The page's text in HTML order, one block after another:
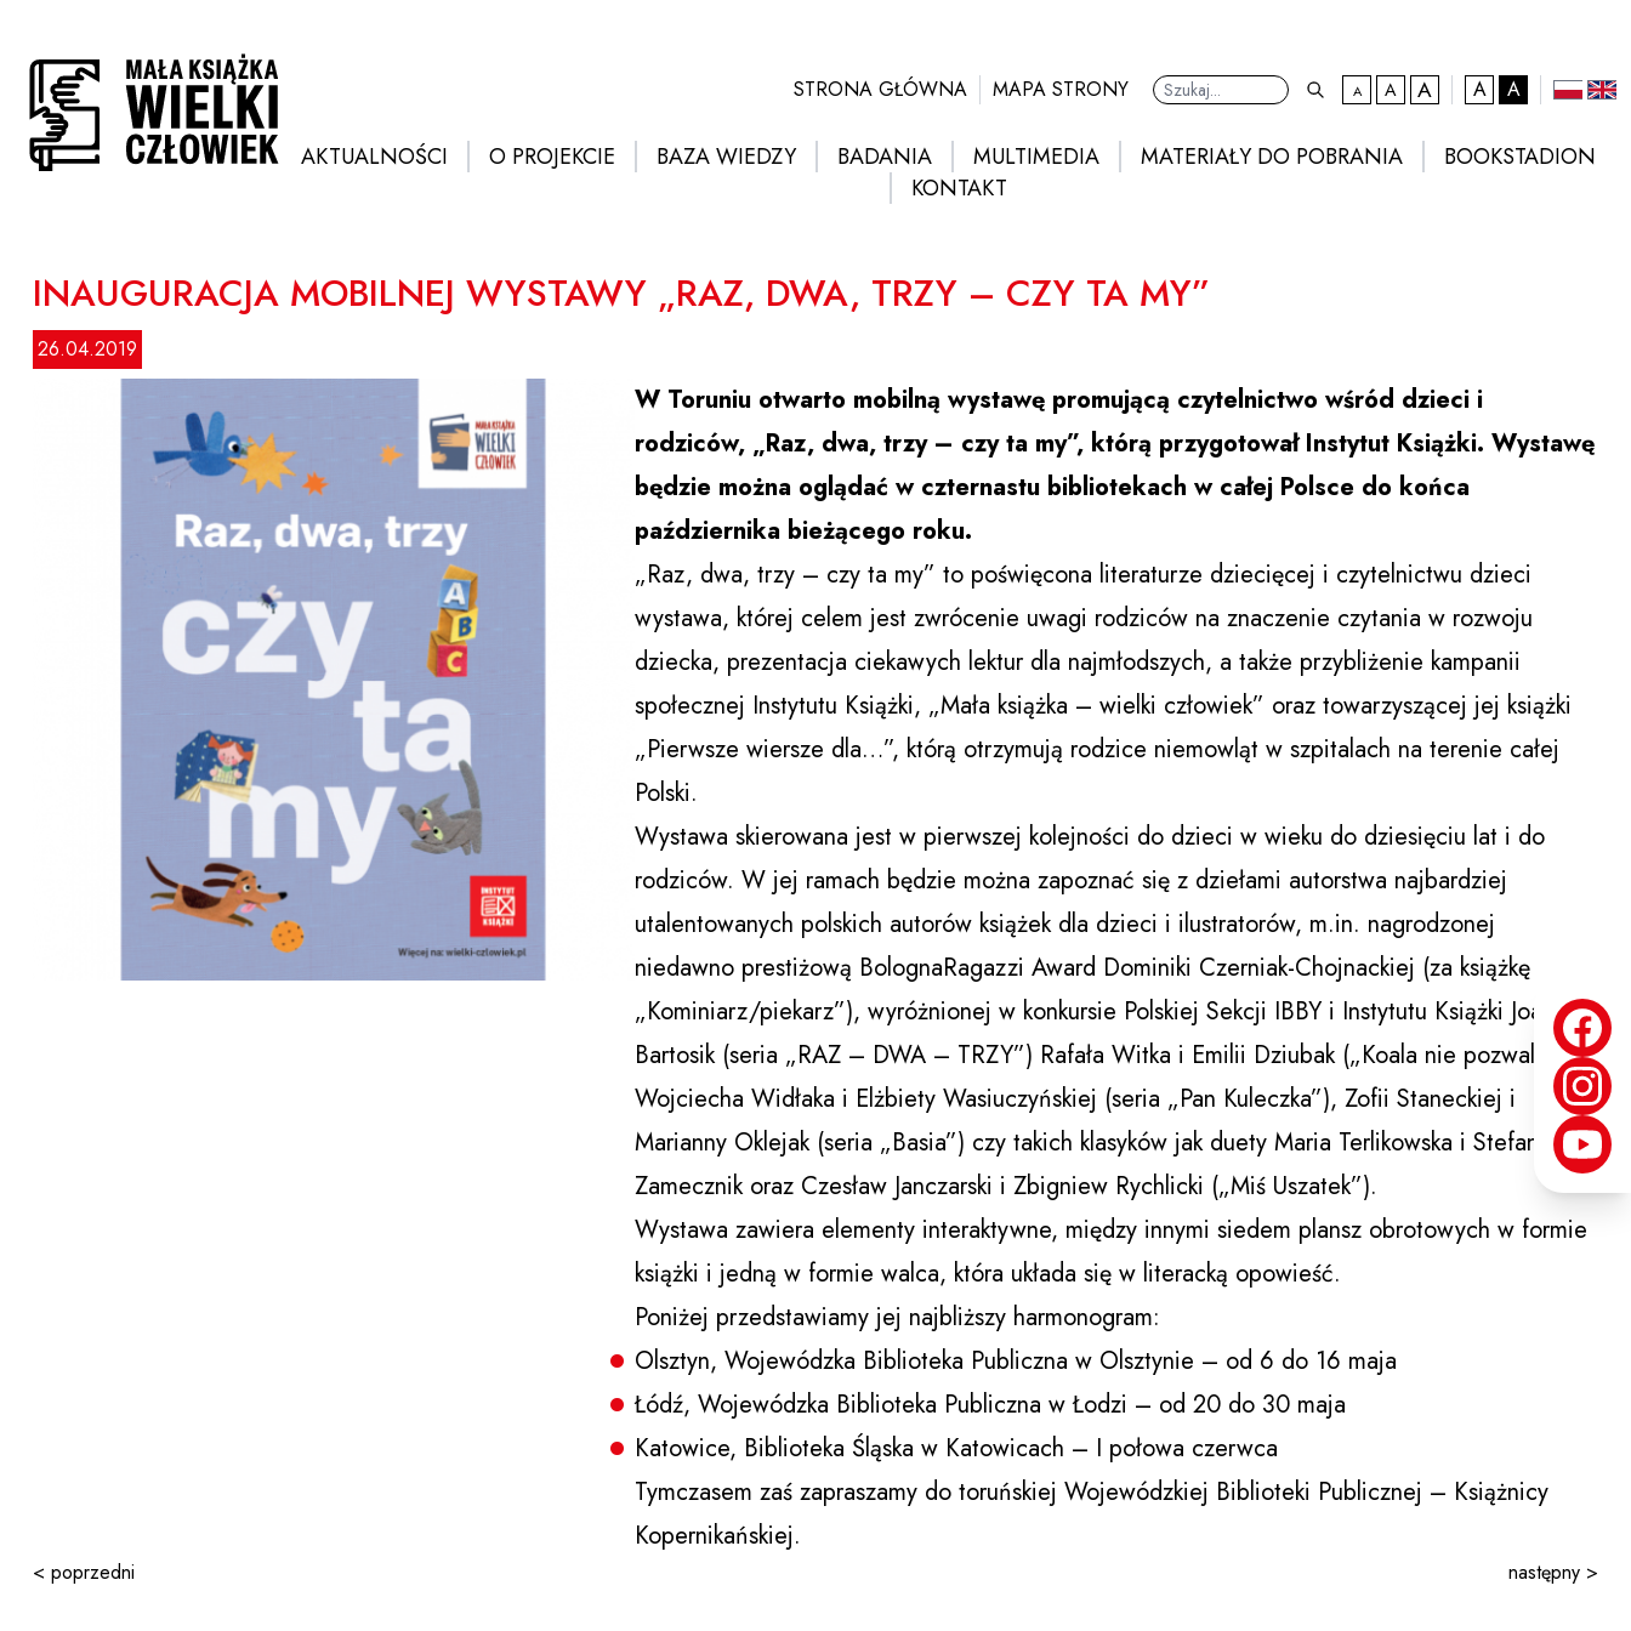
treści
STRONA GŁÓWNA MAPA STRONY Ustawienia Adomyślna czcionka
Awiększa czcionka
Anajwiększa czcionka
A kontrast domyślny
A polski
AKTUALNOŚCI O PROJEKCIE BAZA WIEDZY BADANIA MULTIMEDIA MATERIAŁY DO POBRANIA
BOOKSTADION
KONTAKT
INAUGURACJA MOBILNEJ WYSTAWY „RAZ, DWA, TRZY – CZY TA MY”
26.04.2019
W Toruniu otwarto mobilną wystawę promującą czytelnictwo wśród dzieci i
rodziców, „Raz, dwa, trzy – czy ta my”, którą przygotował Instytut Książki. Wystawę
będzie można oglądać w czternastu bibliotekach w całej Polsce do końca
października bieżącego roku.
„Raz, dwa, trzy – czy ta my” to poświęcona literaturze dziecięcej i czytelnictwu dzieci
wystawa, której celem jest zwrócenie uwagi rodziców na znaczenie czytania w rozwoju
dziecka, prezentacja ciekawych lektur dla najmłodszych, a także przybliżenie kampanii
społecznej Instytutu Książki, „Mała książka – wielki człowiek” oraz towarzyszącej jej książki
„Pierwsze wiersze dla…”, którą otrzymują rodzice niemowląt w szpitalach na terenie całej
Polski.
Wystawa skierowana jest w pierwszej kolejności do dzieci w wieku do dziesięciu lat i do
rodziców. W jej ramach będzie można zapoznać się z dziełami autorstwa najbardziej
utalentowanych polskich autorów książek dla dzieci i ilustratorów, m.in. nagrodzonej
niedawno prestiżową BolognaRagazzi Award Dominiki Czerniak-Chojnackiej (za książkę
„Kominiarz/piekarz”), wyróżnionej w konkursie Polskiej Sekcji IBBY i Instytutu Książki Joanny
Bartosik (seria „RAZ – DWA – TRZY”) Rafała Witka i Emilii Dziubak („Koala nie pozwala”),
Wojciecha Widłaka i Elżbiety Wasiuczyńskiej (seria „Pan Kuleczka”), Zofii Staneckiej i
Marianny Oklejak (seria „Basia”) czy takich klasyków jak duety Maria Terlikowska i Stefan
Zamecznik oraz Czesław Janczarski i Zbigniew Rychlicki („Miś Uszatek”).
Wystawa zawiera elementy interaktywne, między innymi siedem plansz obrotowych w formie
książki i jedną w formie walca, która układa się w literacką opowieść.
Poniżej przedstawiamy jej najbliższy harmonogram:
Olsztyn, Wojewódzka Biblioteka Publiczna w Olsztynie – od 6 do 16 maja
Łódź, Wojewódzka Biblioteka Publiczna w Łodzi – od 20 do 30 maja
Katowice, Biblioteka Śląska w Katowicach – I połowa czerwca
Tymczasem zaś zapraszamy do toruńskiej Wojewódzkiej Biblioteki Publicznej – Książnicy
Kopernikańskiej.
< poprzedni następny >